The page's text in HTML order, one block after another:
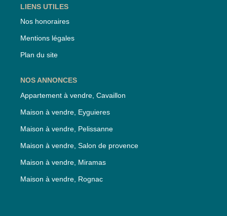
LIENS UTILES
Nos honoraires
Mentions légales
Plan du site
NOS ANNONCES
Appartement à vendre, Cavaillon
Maison à vendre, Eyguieres
Maison à vendre, Pelissanne
Maison à vendre, Salon de provence
Maison à vendre, Miramas
Maison à vendre, Rognac